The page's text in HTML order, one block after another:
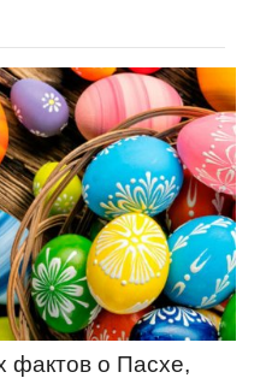
фактов о Пасхе,